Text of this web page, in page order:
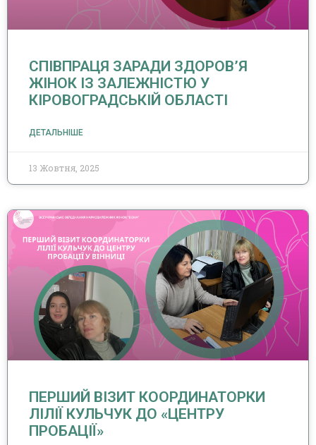
СПІВПРАЦЯ ЗАРАДИ ЗДОРОВ’Я
ЖІНОК ІЗ ЗАЛЕЖНІСТЮ У
КІРОВОГРАДСЬКІЙ ОБЛАСТІ
ДЕТАЛЬНІШЕ
13 Жовтня, 2025
ПЕРШИЙ ВІЗИТ КООРДИНАТОРКИ
ЛІЛІЇ КУЛЬЧУК ДО «ЦЕНТРУ
ПРОБАЦІЇ»